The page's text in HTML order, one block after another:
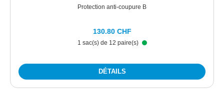
Protection anti-coupure B
1 sac(s) de 12 paire(s)
130.80 CHF
DÉTAILS